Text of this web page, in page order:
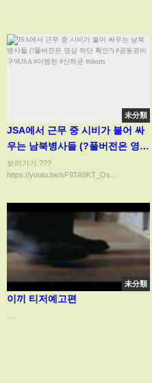
未分類
JSA에서 근무 중 시비가 붙어 싸
우는 남북병사들 (?풀버전은 영상
하단 확인?) #공동경비구역JSA #
이병헌 #신하균 #shorts
보러가기 ???
https://youtu.be/sF9TA9KT_Os...
未分類
이끼 티저예고편